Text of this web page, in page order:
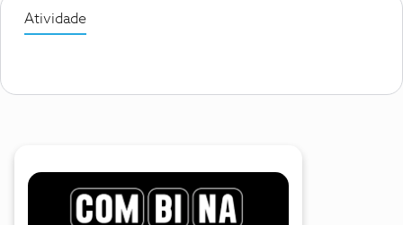
Atividade